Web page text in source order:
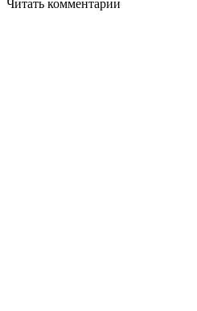
Читать комментарии